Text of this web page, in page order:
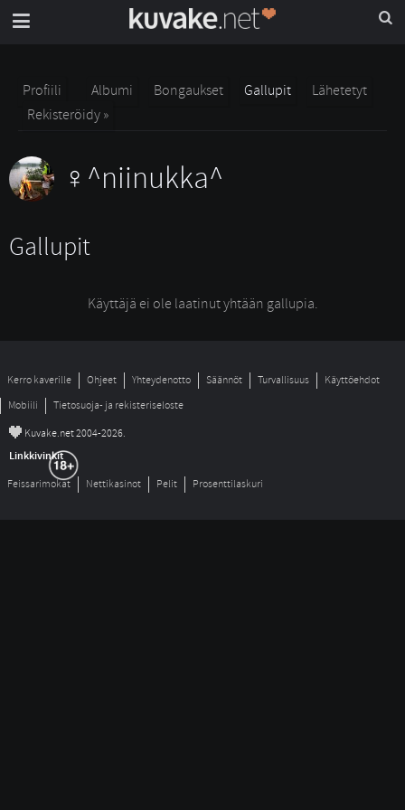
Profiili Albumi Bongaukset Gallupit
Lähetetyt
Rekisteröidy »
^niinukka^
Gallupit
Käyttäjä ei ole laatinut yhtään gallupia.
Kerro kaverille Ohjeet Yhteydenotto Säännöt Turvallisuus
Käyttöehdot
Mobiili
Tietosuoja- ja rekisteriseloste
© Kuvake.net 2004-2026.
Linkkivinkit
Feissarimokat Nettikasinot Pelit Prosenttilaskuri